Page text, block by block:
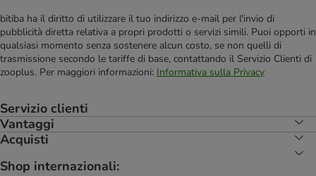
bitiba ha il diritto di utilizzare il tuo indirizzo e-mail per l'invio di
pubblicità diretta relativa a propri prodotti o servizi simili. Puoi opporti in
qualsiasi momento senza sostenere alcun costo, se non quelli di
trasmissione secondo le tariffe di base, contattando il Servizio Clienti di
zooplus. Per maggiori informazioni: Informativa sulla Privacy
Servizio clienti
Vantaggi
Acquisti
Shop internazionali: